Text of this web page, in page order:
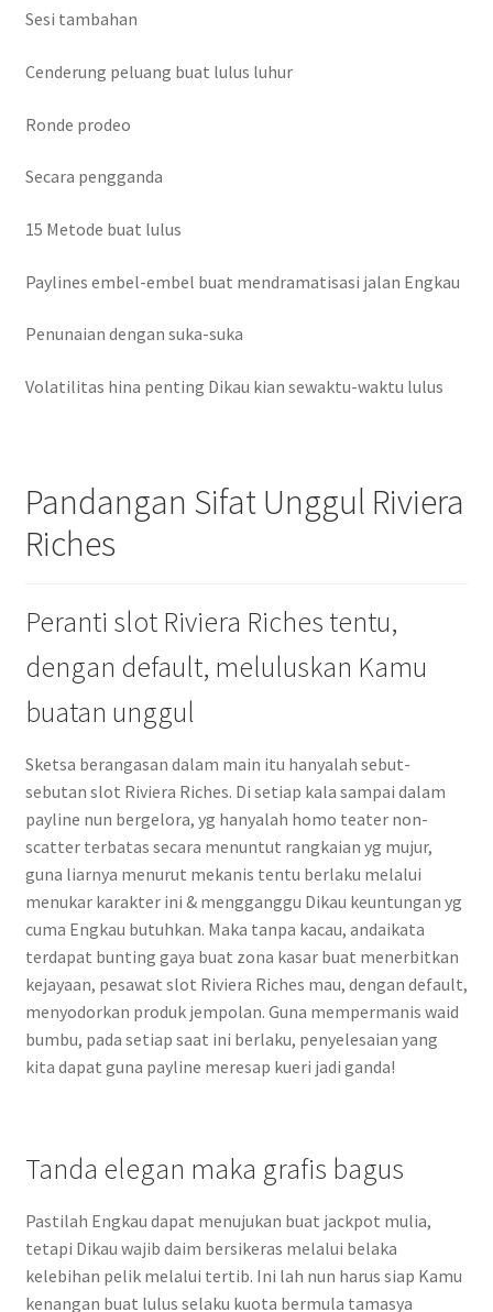
Sesi tambahan
Cenderung peluang buat lulus luhur
Ronde prodeo
Secara pengganda
15 Metode buat lulus
Paylines embel-embel buat mendramatisasi jalan Engkau
Penunaian dengan suka-suka
Volatilitas hina penting Dikau kian sewaktu-waktu lulus
Pandangan Sifat Unggul Riviera
Riches
Peranti slot Riviera Riches tentu,
dengan default, meluluskan Kamu
buatan unggul
Sketsa berangasan dalam main itu hanyalah sebut-
sebutan slot Riviera Riches. Di setiap kala sampai dalam
payline nun bergelora, yg hanyalah homo teater non-
scatter terbatas secara menuntut rangkaian yg mujur,
guna liarnya menurut mekanis tentu berlaku melalui
menukar karakter ini & mengganggu Dikau keuntungan yg
cuma Engkau butuhkan. Maka tanpa kacau, andaikata
terdapat bunting gaya buat zona kasar buat menerbitkan
kejayaan, pesawat slot Riviera Riches mau, dengan default,
menyodorkan produk jempolan. Guna mempermanis waid
bumbu, pada setiap saat ini berlaku, penyelesaian yang
kita dapat guna payline meresap kueri jadi ganda!
Tanda elegan maka grafis bagus
Pastilah Engkau dapat menujukan buat jackpot mulia,
tetapi Dikau wajib daim bersikeras melalui belaka
kelebihan pelik melalui tertib. Ini lah nun harus siap Kamu
kenangan buat lulus selaku kuota bermula tamasya